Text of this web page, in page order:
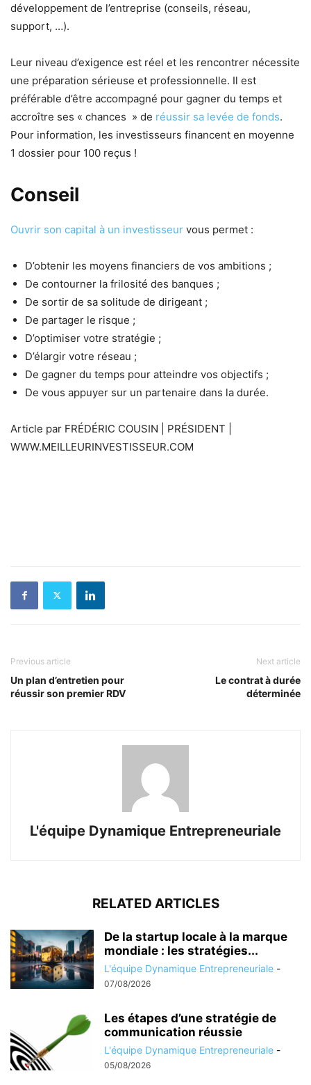
développement de l’entreprise (conseils, réseau,
support, …).
Leur niveau d’exigence est réel et les rencontrer nécessite
une préparation sérieuse et professionnelle. Il est
préférable d’être accompagné pour gagner du temps et
accroître ses « chances » de réussir sa levée de fonds.
Pour information, les investisseurs financent en moyenne
1 dossier pour 100 reçus !
Conseil
Ouvrir son capital à un investisseur vous permet :
D’obtenir les moyens financiers de vos ambitions ;
De contourner la frilosité des banques ;
De sortir de sa solitude de dirigeant ;
De partager le risque ;
D’optimiser votre stratégie ;
D’élargir votre réseau ;
De gagner du temps pour atteindre vos objectifs ;
De vous appuyer sur un partenaire dans la durée.
Article par FRÉDÉRIC COUSIN | PRÉSIDENT |
WWW.MEILLEURINVESTISSEUR.COM
Previous article
Un plan d’entretien pour
réussir son premier RDV
Next article
Le contrat à durée
déterminée
L'équipe Dynamique Entrepreneuriale
RELATED ARTICLES
De la startup locale à la marque
mondiale : les stratégies...
L'équipe Dynamique Entrepreneuriale -
07/08/2026
Les étapes d’une stratégie de
communication réussie
L'équipe Dynamique Entrepreneuriale -
05/08/2026